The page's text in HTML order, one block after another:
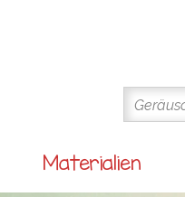
Materialien